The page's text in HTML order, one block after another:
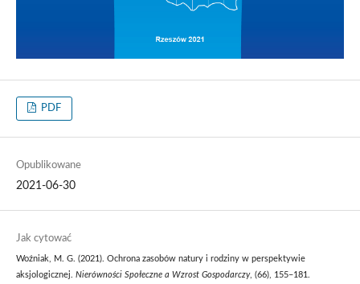
PDF
Opublikowane
2021-06-30
Jak cytować
Woźniak, M. G. (2021). Ochrona zasobów natury i rodziny w perspektywie
aksjologicznej. Nierówności Społeczne a Wzrost Gospodarczy, (66), 155–181.